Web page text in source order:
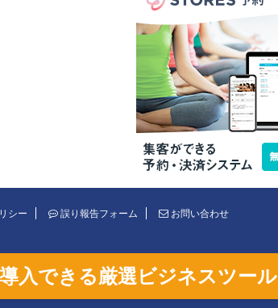
シー 誤り報告フォーム お問い合わせ
入できる厳選ビジネスツール